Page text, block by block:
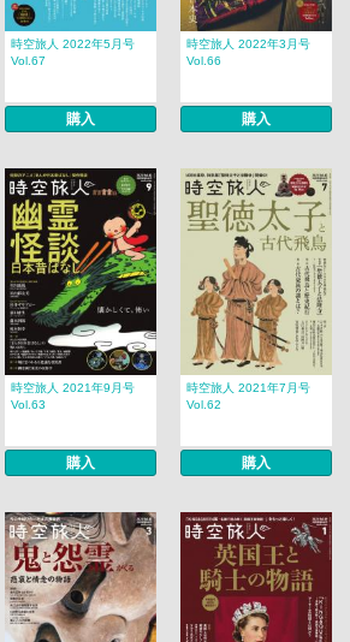
時空旅人 2022年5月号
Vol.67
購入
時空旅人 2022年3月号
Vol.66
購入
時空旅人 2021年9月号
Vol.63
購入
時空旅人 2021年7月号
Vol.62
購入